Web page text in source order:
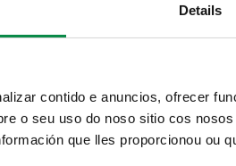
Details
contido e anuncios, ofrecer
o seu uso do noso sitio cos
que lles proporcionou ou
hacia la Esclavitud y se encuentran